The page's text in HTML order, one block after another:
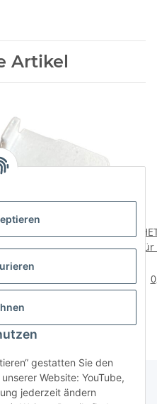
gestatten Sie den
Website: YouTube,
jederzeit ändern
Artikel
Schiene, 11/16mm,
weiß, 60 Stück
13,98 €